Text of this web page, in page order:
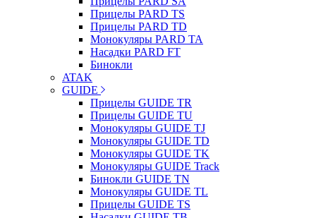
Прицелы PARD TS
Прицелы PARD TD
Монокуляры PARD TA
Насадки PARD FT
Бинокли
ATAK
GUIDE
Прицелы GUIDE TR
Прицелы GUIDE TU
Монокуляры GUIDE TJ
Монокуляры GUIDE TD
Монокуляры GUIDE TK
Монокуляры GUIDE Track
Бинокли GUIDE TN
Монокуляры GUIDE TL
Прицелы GUIDE TS